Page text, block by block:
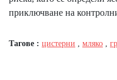
приключване на
Тагове : цистерни мляко